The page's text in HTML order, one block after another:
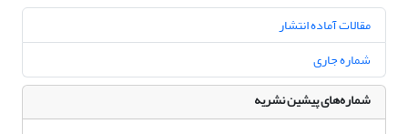
مقالات آماده انتشار
شماره جاری
شماره‌های پیشین نشریه